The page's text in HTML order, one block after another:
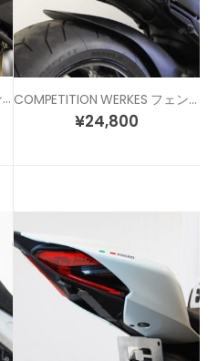
COMPETITION WERKES フェンダーレスキット DUCATI ストリートファイター COMPETITION WERKES フェンダーレスキット DUCATI ディアベル (11-15)
¥24,800